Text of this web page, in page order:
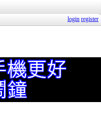
login register